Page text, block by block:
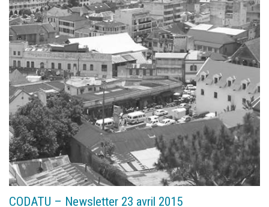
CODATU – Newsletter 23 avril 2015